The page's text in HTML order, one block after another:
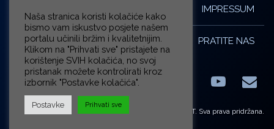
IMPRESSUM
PRATITE NAS
FacebookLinkedIn E-
© ZG-KULT. Sva prava pridržana.
Naša stranica koristi kolačiće kako
bismo vam iskustvo posjete našem
portalu učinili bržim i kvalitetnijim.
Klikom na "Prihvati sve" pristajete na
korištenje SVIH kolačića, no svoj
pristanak možete kontrolirati kroz
izbornik "Postavke kolačića".
Postavke Prihvati sve